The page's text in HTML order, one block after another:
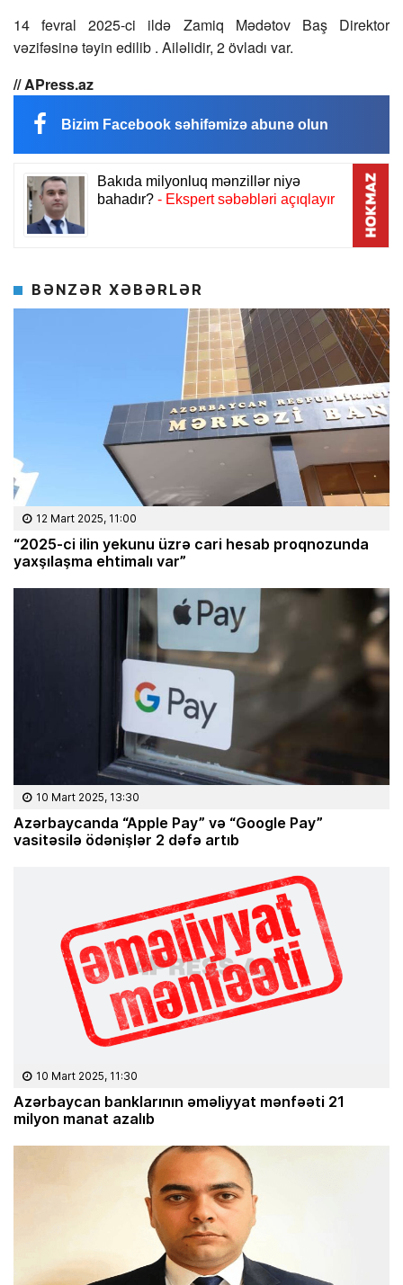
14 fevral 2025-ci ildə Zamiq Mədətov Baş Direktor
vəzifəsinə təyin edilib . Ailəlidir, 2 övladı var.
// APress.az
Bizim Facebook səhifəmizə abunə olun
BƏNZƏR XƏBƏRLƏR
12 Mart 2025, 11:00
“2025-ci ilin yekunu üzrə cari hesab proqnozunda
yaxşılaşma ehtimalı var”
10 Mart 2025, 13:30
Azərbaycanda “Apple Pay” və “Google Pay”
vasitəsilə ödənişlər 2 dəfə artıb
10 Mart 2025, 11:30
Azərbaycan banklarının əməliyyat mənfəəti 21
milyon manat azalıb